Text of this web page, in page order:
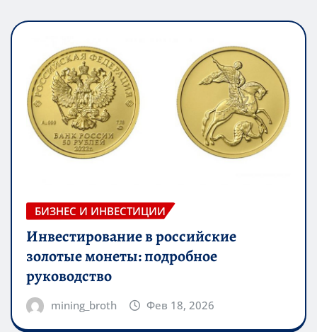
БИЗНЕС И ИНВЕСТИЦИИ
Инвестирование в российские
золотые монеты: подробное
руководство
mining_broth Фев 18, 2026